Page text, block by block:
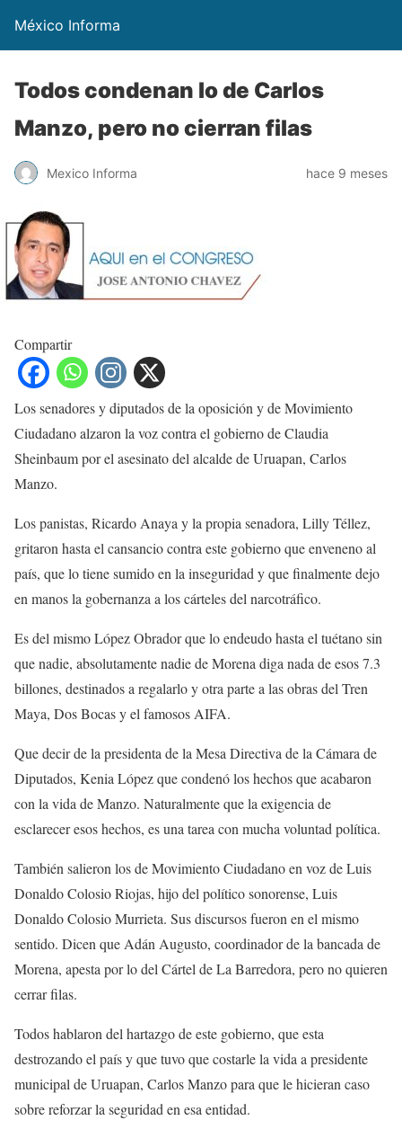
México Informa
Todos condenan lo de Carlos
Manzo, pero no cierran filas
Mexico Informa hace 9 meses
Compartir
Los senadores y diputados de la oposición y de Movimiento
Ciudadano alzaron la voz contra el gobierno de Claudia
Sheinbaum por el asesinato del alcalde de Uruapan, Carlos
Manzo.
Los panistas, Ricardo Anaya y la propia senadora, Lilly Téllez,
gritaron hasta el cansancio contra este gobierno que enveneno al
país, que lo tiene sumido en la inseguridad y que finalmente dejo
en manos la gobernanza a los cárteles del narcotráfico.
Es del mismo López Obrador que lo endeudo hasta el tuétano sin
que nadie, absolutamente nadie de Morena diga nada de esos 7.3
billones, destinados a regalarlo y otra parte a las obras del Tren
Maya, Dos Bocas y el famosos AIFA.
Que decir de la presidenta de la Mesa Directiva de la Cámara de
Diputados, Kenia López que condenó los hechos que acabaron
con la vida de Manzo. Naturalmente que la exigencia de
esclarecer esos hechos, es una tarea con mucha voluntad política.
También salieron los de Movimiento Ciudadano en voz de Luis
Donaldo Colosio Riojas, hijo del político sonorense, Luis
Donaldo Colosio Murrieta. Sus discursos fueron en el mismo
sentido. Dicen que Adán Augusto, coordinador de la bancada de
Morena, apesta por lo del Cártel de La Barredora, pero no quieren
cerrar filas.
Todos hablaron del hartazgo de este gobierno, que esta
destrozando el país y que tuvo que costarle la vida a presidente
municipal de Uruapan, Carlos Manzo para que le hicieran caso
sobre reforzar la seguridad en esa entidad.